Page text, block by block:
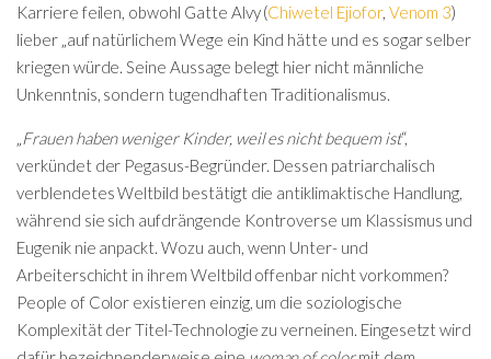
Karriere feilen, obwohl Gatte Alvy (Chiwetel Ejiofor, Venom 3)
lieber „auf natürlichem Wege ein Kind hätte und es sogar selber
kriegen würde. Seine Aussage belegt hier nicht männliche
Unkenntnis, sondern tugendhaften Traditionalismus.
Frauen haben weniger Kinder, weil es nicht bequem ist“,
verkündet der Pegasus-Begründer. Dessen patriarchalisch
verblendetes Weltbild bestätigt die antiklimaktische Handlung,
während sie sich aufdrängende Kontroverse um Klassismus und
Eugenik nie anpackt. Wozu auch, wenn Unter- und
Arbeiterschicht in ihrem Weltbild offenbar nicht vorkommen?
People of Color existieren einzig, um die soziologische
Komplexität der Titel-Technologie zu verneinen. Eingesetzt wird